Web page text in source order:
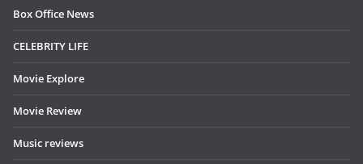
Box Office News
CELEBRITY LIFE
Movie Explore
Movie Review
Music reviews